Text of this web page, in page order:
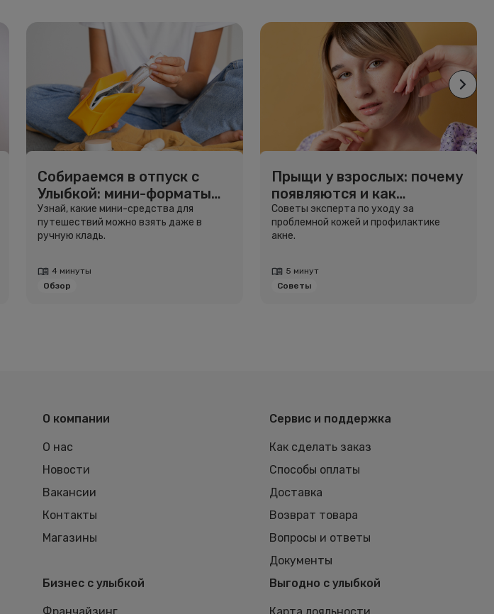
Собираемся в отпуск с
Улыбкой: мини-форматы
для путешествий
Узнай, какие мини-средства для
путешествий можно взять даже в
ручную кладь.
4 минуты
Обзор
Прыщи у взрослых: почему
появляются и как
избавиться
Советы эксперта по уходу за
проблемной кожей и профилактике
акне.
5 минут
Советы
О компании
О нас
Новости
Вакансии
Контакты
Магазины
Сервис и поддержка
Как сделать заказ
Способы оплаты
Доставка
Возврат товара
Вопросы и ответы
Документы
Бизнес с улыбкой
Выгодно с улыбкой